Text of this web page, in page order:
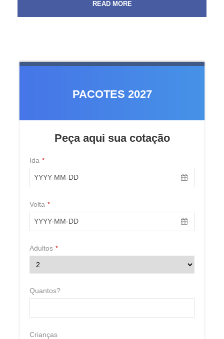
PACOTES 2027
Peça aqui sua cotação
Ida *
Volta *
Adultos *
Quantos?
Crianças
SKI IN SKI OUT
[EUROPA & CANADÁ] CLUB
THORENS 2026
EARLY BOOKINGS 2026 - EUROPA
MAPAS
READ MORE